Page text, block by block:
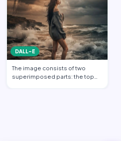
DALL-E
The image consists of two
superimposed parts: the top